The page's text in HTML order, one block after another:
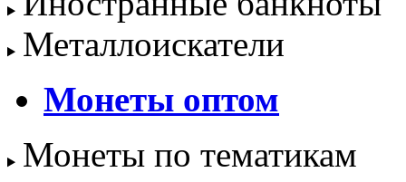
Металлоискатели
Монеты оптом
Монеты по тематикам